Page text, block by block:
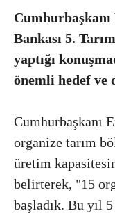
Bankası 5.
yaptığı
önemli hedef ve
Cumhurbaşkanı
organize tarım
üretim
belirterek, "15
başladık. Bu yıl